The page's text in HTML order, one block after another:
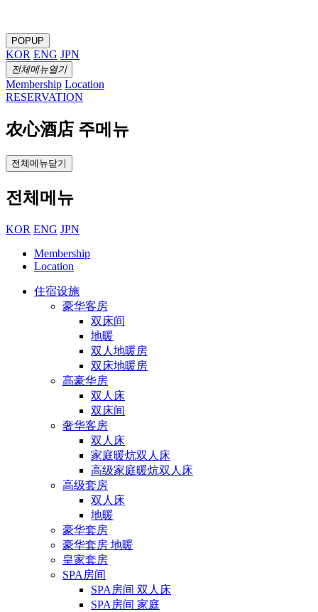
POPUP
KOR ENG JPN
전체메뉴열기
Membership Location
RESERVATION
农心酒店 주메뉴
전체메뉴닫기
전체메뉴
KOR ENG JPN
Membership
Location
住宿设施
豪华客房
双床间
地暖
双人地暖房
双床地暖房
高豪华房
双人床
双床间
奢华客房
双人床
家庭暖炕双人床
高级家庭暖炕双人床
高级套房
双人床
地暖
豪华套房
豪华套房 地暖
皇家套房
SPA房间
SPA房间 双人床
SPA房间 家庭